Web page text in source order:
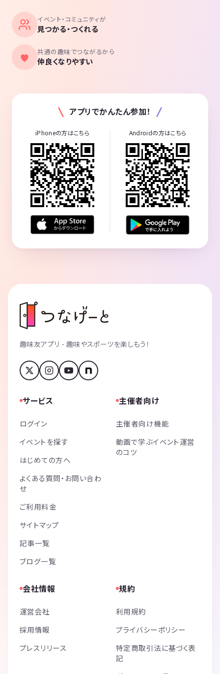
イベント・コミュニティが
見つかる・つくれる
共通の趣味でつながるから
仲良くなりやすい
アプリでかんたん参加！
iPhoneの方はこちら Androidの方はこちら
趣味友アプリ - 趣味やスポーツを楽しもう！
サービス
ログイン
イベントを探す
はじめての方へ
よくある質問・お問い合わ
せ
ご利用料金
サイトマップ
記事一覧
ブログ一覧
主催者向け
主催者向け機能
動画で学ぶイベント運営
のコツ
会社情報
運営会社
採用情報
プレスリリース
規約
利用規約
プライバシーポリシー
特定商取引法に基づく表
記